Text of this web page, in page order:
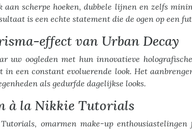
scherpe hoeken, dubbele lijnen en zelfs
is een echte statement die de ogen op een
effect van Urban Decay
oogleden met hun innovatieve
een constant evoluerende look. Het
als gedurfde dagelijkse looks.
à la Nikkie Tutorials
omarmen make-up